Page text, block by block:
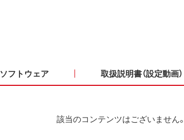
ソフトウェア 取扱説明書（設定動画）
該当のコンテンツはございません。